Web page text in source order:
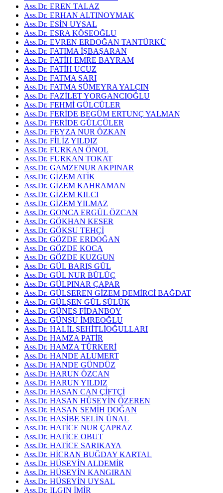
Ass.Dr. EREN TALAZ
Ass.Dr. ERHAN ALTINOYMAK
Ass.Dr. ESİN UYSAL
Ass.Dr. ESRA KÖSEOĞLU
Ass.Dr. EVREN ERDOĞAN TANTÜRKÜ
Ass.Dr. FATIMA İŞBAŞARAN
Ass.Dr. FATİH EMRE BAYRAM
Ass.Dr. FATİH UCUZ
Ass.Dr. FATMA SARI
Ass.Dr. FATMA SÜMEYRA YALÇIN
Ass.Dr. FAZİLET YORGANCIOĞLU
Ass.Dr. FEHMİ GÜLCÜLER
Ass.Dr. FERİDE BEGÜM ERTUNÇ YALMAN
Ass.Dr. FERİDE GÜLCÜLER
Ass.Dr. FEYZA NUR ÖZKAN
Ass.Dr. FİLİZ YILDIZ
Ass.Dr. FURKAN ÖNOL
Ass.Dr. FURKAN TOKAT
Ass.Dr. GAMZENUR AKPINAR
Ass.Dr. GİZEM ATİK
Ass.Dr. GİZEM KAHRAMAN
Ass.Dr. GİZEM KILCI
Ass.Dr. GİZEM YILMAZ
Ass.Dr. GONCA ERGÜL ÖZCAN
Ass.Dr. GÖKHAN KESER
Ass.Dr. GÖKSU TEHÇİ
Ass.Dr. GÖZDE ERDOĞAN
Ass.Dr. GÖZDE KOCA
Ass.Dr. GÖZDE KUZGUN
Ass.Dr. GÜL BARIŞ GÜL
Ass.Dr. GÜL NUR BÜLÜÇ
Ass.Dr. GÜLPINAR ÇAPAR
Ass.Dr. GÜLSEREN GİZEM DEMİRCİ BAĞDAT
Ass.Dr. GÜLŞEN GÜL SÜLÜK
Ass.Dr. GÜNEŞ FİDANBOY
Ass.Dr. GÜNSU İMREOĞLU
Ass.Dr. HALİL ŞEHİTLİOĞULLARI
Ass.Dr. HAMZA PATİR
Ass.Dr. HAMZA TÜRKERİ
Ass.Dr. HANDE ALUMERT
Ass.Dr. HANDE GÜNDÜZ
Ass.Dr. HARUN ÖZCAN
Ass.Dr. HARUN YILDIZ
Ass.Dr. HASAN CAN ÇİFTÇİ
Ass.Dr. HASAN HÜSEYİN ÖZEREN
Ass.Dr. HASAN SEMİH DOĞAN
Ass.Dr. HASİBE SELİN ÜNAL
Ass.Dr. HATİCE NUR ÇAPRAZ
Ass.Dr. HATİCE OBUT
Ass.Dr. HATİCE SARIKAYA
Ass.Dr. HİCRAN BUĞDAY KARTAL
Ass.Dr. HÜSEYİN ALDEMİR
Ass.Dr. HÜSEYİN KANGIRAN
Ass.Dr. HÜSEYİN UYSAL
Ass.Dr. ILGIN İMİR